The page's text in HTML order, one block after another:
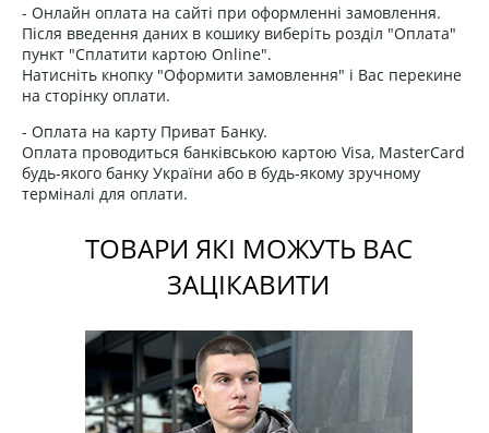
- Онлайн оплата на сайті при оформленні замовлення.
Після введення даних в кошику виберіть розділ "Оплата"
пункт "Сплатити картою Online".
Натисніть кнопку "Оформити замовлення" і Вас перекине
на сторінку оплати.
- Оплата на карту Приват Банку.
Оплата проводиться банківською картою Visa, MasterCard
будь-якого банку України або в будь-якому зручному
терміналі для оплати.
ТОВАРИ ЯКІ МОЖУТЬ ВАС
ЗАЦІКАВИТИ